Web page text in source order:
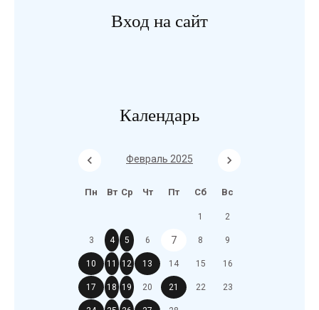
Вход на сайт
Календарь
Февраль 2025
Пн Вт Ср Чт Пт Сб Вс
1 2
3 4 5 6 7 8 9
10 11 12 13 14 15 16
17 18 19 20 21 22 23